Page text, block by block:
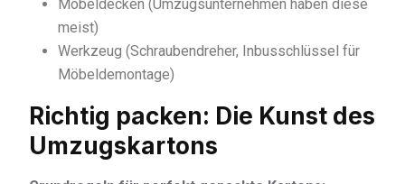
Möbeldecken (Umzugsunternehmen haben diese
meist)
Werkzeug (Schraubendreher, Inbusschlüssel für
Möbeldemontage)
Richtig packen: Die Kunst des
Umzugskartons